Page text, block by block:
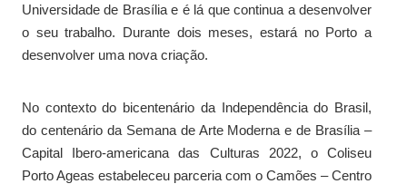
Universidade de Brasília e é lá que continua a desenvolver
o seu trabalho. Durante dois meses, estará no Porto a
desenvolver uma nova criação.
No contexto do bicentenário da Independência do Brasil,
do centenário da Semana de Arte Moderna e de Brasília –
Capital Ibero-americana das Culturas 2022, o Coliseu
Porto Ageas estabeleceu parceria com o Camões – Centro